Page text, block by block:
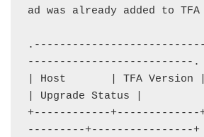
ad was already added to
--------------------------.
| Host       | TFA Version
| Upgrade Status |
+------------+-------------
---------+----------------+